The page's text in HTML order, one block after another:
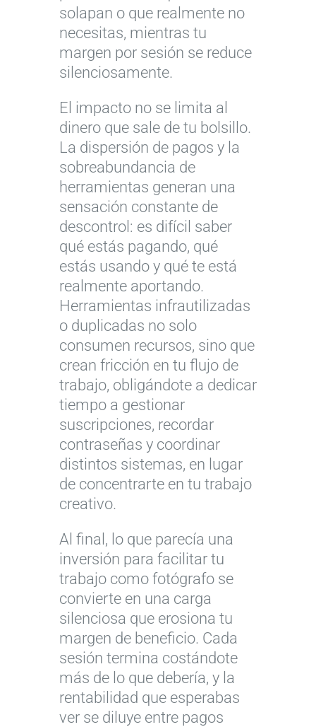
solapan o que realmente no
necesitas, mientras tu
margen por sesión se reduce
silenciosamente.
El impacto no se limita al
dinero que sale de tu bolsillo.
La dispersión de pagos y la
sobreabundancia de
herramientas generan una
sensación constante de
descontrol: es difícil saber
qué estás pagando, qué
estás usando y qué te está
realmente aportando.
Herramientas infrautilizadas
o duplicadas no solo
consumen recursos, sino que
crean fricción en tu flujo de
trabajo, obligándote a dedicar
tiempo a gestionar
suscripciones, recordar
contraseñas y coordinar
distintos sistemas, en lugar
de concentrarte en tu trabajo
creativo.
Al final, lo que parecía una
inversión para facilitar tu
trabajo como fotógrafo se
convierte en una carga
silenciosa que erosiona tu
margen de beneficio. Cada
sesión termina costándote
más de lo que debería, y la
rentabilidad que esperabas
ver se diluye entre pagos